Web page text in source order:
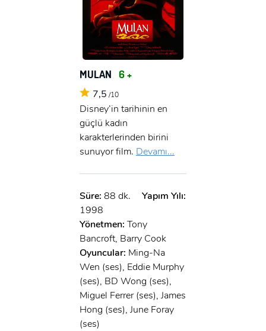
MULAN 6 +
7,5 /10
Disney’in tarihinin en
güçlü kadın
karakterlerinden birini
sunuyor film. Devamı...
Süre: 88 dk.
Yapım Yılı:
1998
Yönetmen: Tony
Bancroft, Barry Cook
Oyuncular: Ming-Na
Wen (ses), Eddie Murphy
(ses), BD Wong (ses),
Miguel Ferrer (ses), James
Hong (ses), June Foray
(ses)